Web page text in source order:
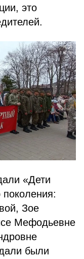
это
«Дети
Зое
Мефодьевне
были